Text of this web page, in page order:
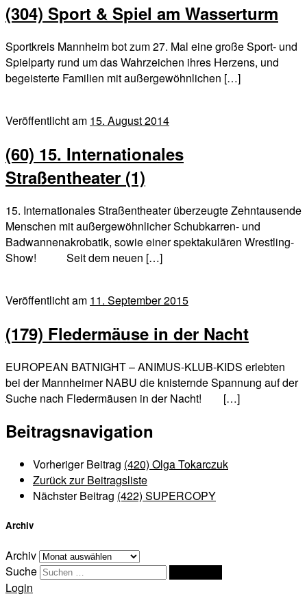
(304) Sport & Spiel am Wasserturm
Sportkreis Mannheim bot zum 27. Mal eine große Sport- und
Spielparty rund um das Wahrzeichen ihres Herzens, und
begeisterte Familien mit außergewöhnlichen […]
Veröffentlicht am 15. August 2014
(60) 15. Internationales
Straßentheater (1)
15. Internationales Straßentheater überzeugte Zehntausende
Menschen mit außergewöhnlicher Schubkarren- und
Badwannenakrobatik, sowie einer spektakulären Wrestling-
Show! Seit dem neuen […]
Veröffentlicht am 11. September 2015
(179) Fledermäuse in der Nacht
EUROPEAN BATNIGHT – ANIMUS-KLUB-KIDS erlebten
bei der Mannheimer NABU die knisternde Spannung auf der
Suche nach Fledermäusen in der Nacht! […]
Beitragsnavigation
Vorheriger Beitrag (420) Olga Tokarczuk
Zurück zur Beitragsliste
Nächster Beitrag (422) SUPERCOPY
Archiv
Archiv
Suche
Login